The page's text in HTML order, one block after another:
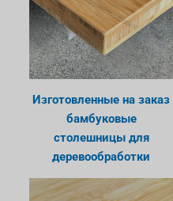
Изготовленные на заказ
бамбуковые
столешницы для
деревообработки